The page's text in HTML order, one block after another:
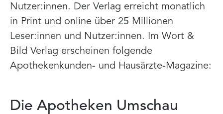
Nutzer:innen. Der Verlag erreicht monatlich
in Print und online über 25 Millionen
Leser:innen und Nutzer:innen. Im Wort &
Bild Verlag erscheinen folgende
Apothekenkunden- und Hausärzte-Magazine:
Die Apotheken Umschau